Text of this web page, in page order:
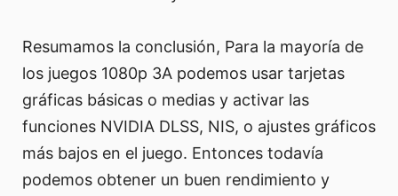
Resumamos la conclusión, Para la mayoría de
los juegos 1080p 3A podemos usar tarjetas
gráficas básicas o medias y activar las
funciones NVIDIA DLSS, NIS, o ajustes gráficos
más bajos en el juego. Entonces todavía
podemos obtener un buen rendimiento y